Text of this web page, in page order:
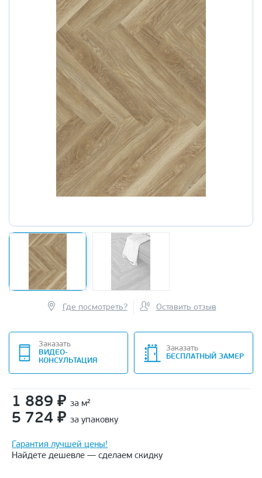
Где посмотреть? Оставить отзыв
Заказать
ВИДЕО-
КОНСУЛЬТАЦИЯ
Заказать
БЕСПЛАТНЫЙ ЗАМЕР
1 889 ₽ за м²
5 724 ₽ за упаковку
Гарантия лучшей цены!
Найдете дешевле — сделаем скидку